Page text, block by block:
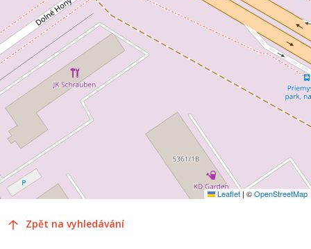
Leaflet | ©OpenStreetMap
Zpět na vyhledávání